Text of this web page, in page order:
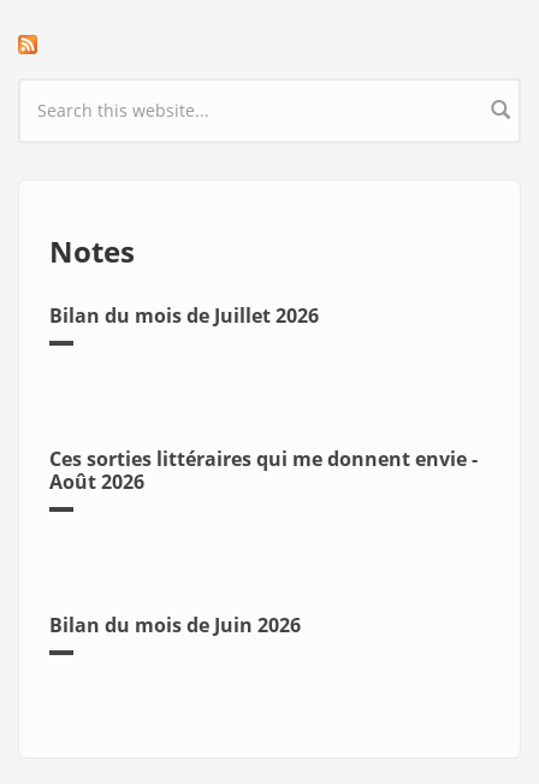
Search form
Notes
Bilan du mois de Juillet 2026
Ces sorties littéraires qui me donnent envie -
Août 2026
Bilan du mois de Juin 2026